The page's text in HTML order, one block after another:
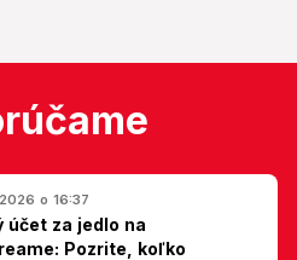
o 16:37
účet za jedlo na
Pozrite, koľko